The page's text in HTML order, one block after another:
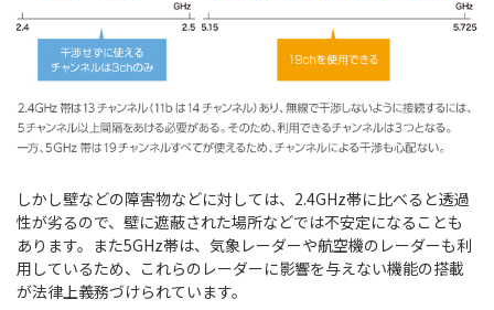
しかし壁などの障害物などに対しては、2.4GHz帯に比べると透過
性が劣るので、壁に遮蔽された場所などでは不安定になることも
あります。また5GHz帯は、気象レーダーや航空機のレーダーも利
用しているため、これらのレーダーに影響を与えない機能の搭載
が法律上義務づけられています。